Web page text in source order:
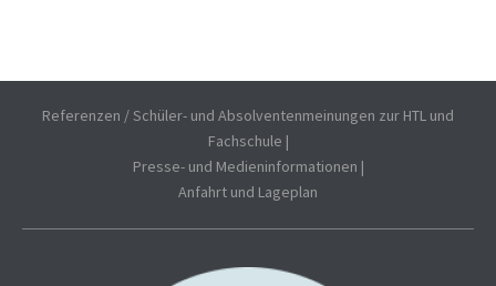
Referenzen / Schüler- und Absolventenmeinungen zur HTL und
Fachschule |
Presse- und Medieninformationen |
Anfahrt und Lageplan